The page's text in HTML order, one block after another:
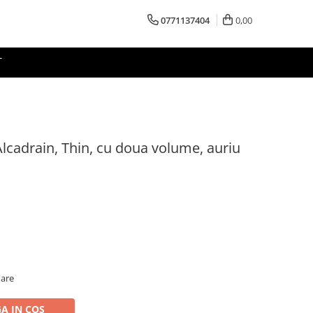
0771137404 0,00
Thin, cu doua volume, auriu
IN COS